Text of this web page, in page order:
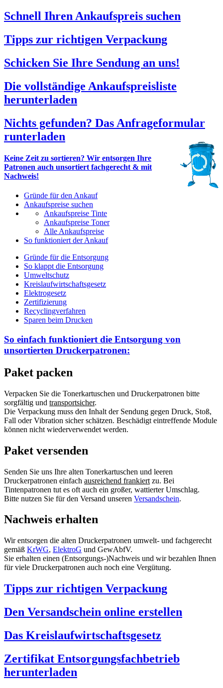
Schnell Ihren Ankaufspreis suchen
Tipps zur richtigen Verpackung
Schicken Sie Ihre Sendung an uns!
Die vollständige Ankaufspreisliste
herunterladen
Nichts gefunden? Das Anfrageformular
runterladen
Keine Zeit zu sortieren? Wir entsorgen Ihre
Patronen auch unsortiert fachgerecht & mit
Nachweis!
Gründe für den Ankauf
Ankaufspreise suchen
Ankaufspreise Tinte
Ankaufspreise Toner
Alle Ankaufspreise
So funktioniert der Ankauf
Gründe für die Entsorgung
So klappt die Entsorgung
Umweltschutz
Kreislaufwirtschaftsgesetz
Elektrogesetz
Zertifizierung
Recyclingverfahren
Sparen beim Drucken
So einfach funktioniert die Entsorgung von
unsortierten Druckerpatronen:
Paket packen
Verpacken Sie die Tonerkartuschen und Druckerpatronen bitte
sorgfältig und transportsicher.
Die Verpackung muss den Inhalt der Sendung gegen Druck, Stoß,
Fall oder Vibration sicher schätzen. Beschädigt eintreffende Module
können nicht wiederverwendet werden.
Paket versenden
Senden Sie uns Ihre alten Tonerkartuschen und leeren
Druckerpatronen einfach ausreichend frankiert zu. Bei
Tintenpatronen tut es oft auch ein großer, wattierter Umschlag.
Bitte nutzen Sie für den Versand unseren Versandschein.
Nachweis erhalten
Wir entsorgen die alten Druckerpatronen umwelt- und fachgerecht
gemäß KrWG, ElektroG und GewAbfV.
Sie erhalten einen (Entsorgungs-)Nachweis und wir bezahlen Ihnen
für viele Druckerpatronen auch noch eine Vergütung.
Tipps zur richtigen Verpackung
Den Versandschein online erstellen
Das Kreislaufwirtschaftsgesetz
Zertifikat Entsorgungsfachbetrieb
herunterladen